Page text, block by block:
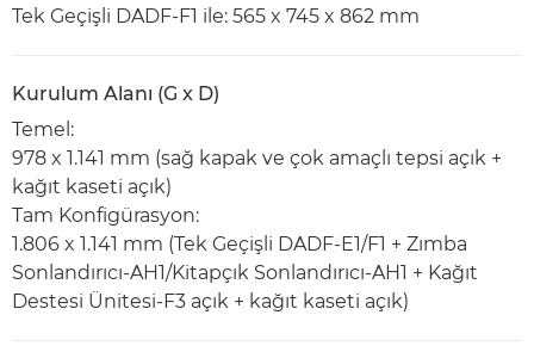
Tek Geçişli DADF-F1 ile: 565 x 745 x 862 mm
Kurulum Alanı (G x D)
Temel:
978 x 1.141 mm (sağ kapak ve çok amaçlı tepsi açık +
kağıt kaseti açık)
Tam Konfigürasyon:
1.806 x 1.141 mm (Tek Geçişli DADF-E1/F1 + Zımba
Sonlandırıcı-AH1/Kitapçık Sonlandırıcı-AH1 + Kağıt
Destesi Ünitesi-F3 açık + kağıt kaseti açık)